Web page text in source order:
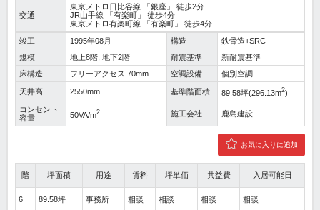
交通
東京メトロ日比谷線 「銀座 」 徒歩2分
JR山手線 「有楽町 」 徒歩4分
東京メトロ有楽町線 「有楽町 」 徒歩4分
竣工
1995年08月 構造
鉄骨造+SRC
規模
地上8階, 地下2階 耐震基準
新耐震基準
床構造
フリーアクセス 70mm 空調設備 個別空調
天井高 2550mm 基準階面積 89.58坪(296.13m2)
コンセント
容量
50VA/m2 施工会社 鹿島建設
お気に入りに追加
階 坪面積 用途 賃料 坪単価 共益費 入居可能日
6 89.58坪 事務所 相談 相談 相談 相談